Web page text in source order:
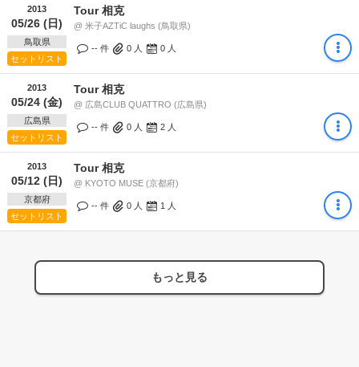
2013
05/26 (日)
鳥取県
セットリスト
Tour 相克
@ 米子AZTiC laughs (鳥取県)
-- 件 0 人 0 人
2013
05/24 (金)
広島県
セットリスト
Tour 相克
@ 広島CLUB QUATTRO (広島県)
-- 件 0 人 2 人
2013
05/12 (日)
京都府
セットリスト
Tour 相克
@ KYOTO MUSE (京都府)
-- 件 0 人 1 人
もっと見る